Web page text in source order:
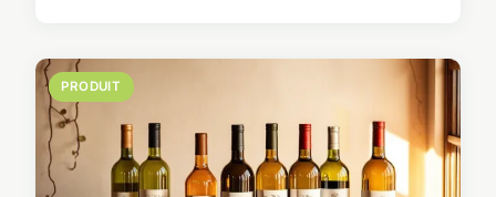
PRODUIT